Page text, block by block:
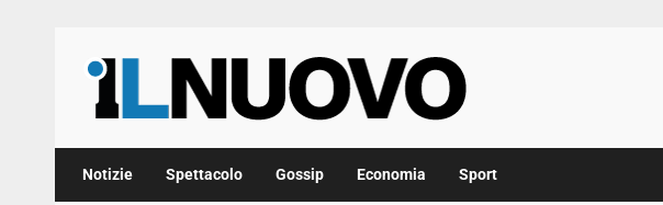
Notizie Spettacolo Gossip Economia Sport